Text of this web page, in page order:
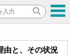
由と、その状況